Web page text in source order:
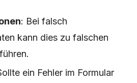
: Bei falsch
kann dies zu falschen
ein Fehler im Formular